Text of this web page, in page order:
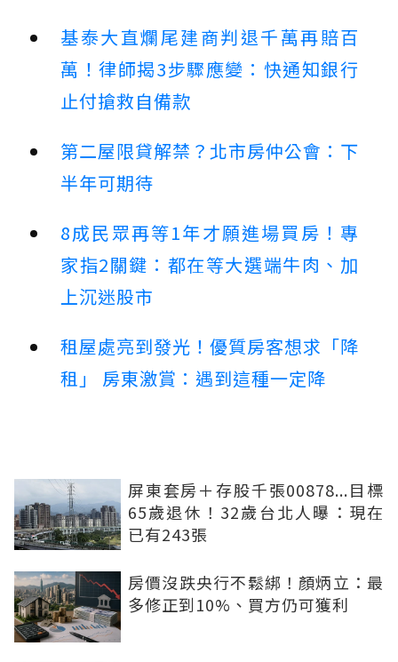
基泰大直爛尾建商判退千萬再賠百
萬！律師揭3步驟應變：快通知銀行
止付搶救自備款
第二屋限貸解禁？北市房仲公會：下
半年可期待
8成民眾再等1年才願進場買房！專
家指2關鍵：都在等大選端牛肉、加
上沉迷股市
租屋處亮到發光！優質房客想求「降
租」 房東激賞：遇到這種一定降
屏東套房＋存股千張00878...目標
65歲退休！32歲台北人曝：現在
已有243張
房價沒跌央行不鬆綁！顏炳立：最
多修正到10%、買方仍可獲利